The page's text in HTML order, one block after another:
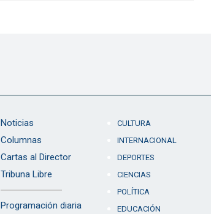
Noticias
Columnas
Cartas al Director
Tribuna Libre
Programación diaria
CULTURA
INTERNACIONAL
DEPORTES
CIENCIAS
POLÍTICA
EDUCACIÓN